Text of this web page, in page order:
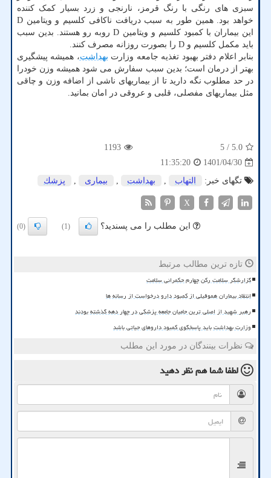
سبزی های رنگی با رنگ قرمز، نارنجی و زرد بسیار کمک کننده
خواهد بود. همین طور به سبب دریافت ناکافی کلسیم و ویتامین D
این بیماران با کمبود کلسیم و ویتامین D روبه رو هستند. بدین سبب
باید مکمل کلسیم و D را بصورت روزانه مصرف کنند.
بنابر اعلام دفتر بهبود تغذیه جامعه وزارت بهداشت، همیشه پیشگیری
بهتر از درمان است؛ بدین سبب سفارش می شود همیشه وزن خودرا
در حد مطلوب نگه دارید تا از بیماریهای ناشی از اضافه وزن و چاقی
مثل بیماریهای مفصلی، قلبی و عروقی در امان بمانید.
5.0
/ 5
1193
1401/04/30
11:35:20
تگهای خبر:
التهاب , بهداشت , بیماری , پزشك
X
این مطلب را می پسندید؟ (1)
(0)
تازه ترین مطالب مرتبط
گزارشگر سلامت رکن چهارم حکمرانی سلامت
انتقاد بیماران هموفیلی از کمبود دارو درخواست از رسانه ها
رهبر شهید از اصلی ترین حامیان جامعه پزشکی در چهار دهه گذشته بودند
وزارت بهداشت باید پاسخگوی کمبود داروهای حیاتی باشد
نظرات بینندگان در مورد این مطلب
لطفا شما همنظر دهید